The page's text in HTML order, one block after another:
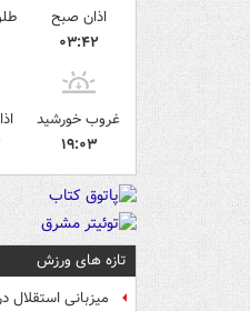
اذان صبح
۰۳:۴۲
غروب خورشید
۱۹:۰۳
تازه های ورزش
میزبانی استقلال